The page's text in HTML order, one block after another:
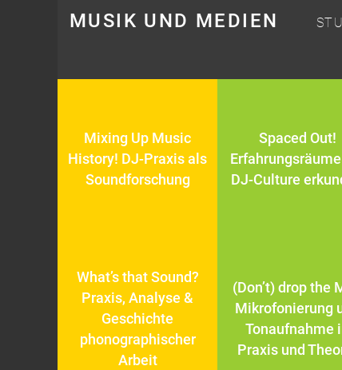
MUSIK UND MEDIEN
Mixing Up Music
History! DJ-Praxis als
Soundforschung
Spaced Out!
DJ-Culture
What’s that Sound?
Praxis, Analyse &
Geschichte
phonographischer
Arbeit
(Don’t) drop the
Mikrofonierung
Tonaufnahme
Praxis und